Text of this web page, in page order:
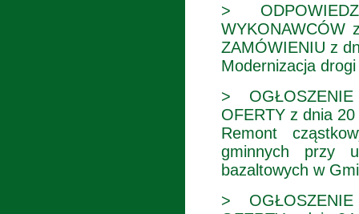
>
WYKONAWCÓW
ZAMÓWIENIU z
Modernizacja
>
OFERTY z dnia
Remont
gminnych przy
bazaltowych w
>